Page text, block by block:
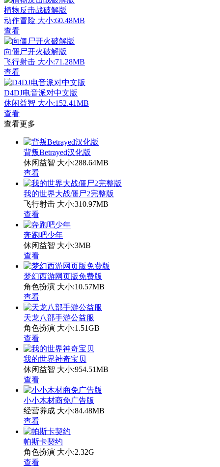
植物反击战破解版
动作冒险 大小:60.48MB
查看
向僵尸开火破解版
飞行射击 大小:71.28MB
查看
D4DJ电音派对中文版
休闲益智 大小:152.41MB
查看
查看更多
背叛Betrayed汉化版
休闲益智 大小:288.64MB
查看
我的世界大战僵尸2完整版
飞行射击 大小:310.97MB
查看
奔跑吧少年
休闲益智 大小:3MB
查看
梦幻西游网页版免费版
角色扮演 大小:10.57MB
查看
天龙八部手游公益服
角色扮演 大小:1.51GB
查看
我的世界神奇宝贝
休闲益智 大小:954.51MB
查看
小小木材商免广告版
经营养成 大小:84.48MB
查看
帕斯卡契约
角色扮演 大小:2.32G
查看